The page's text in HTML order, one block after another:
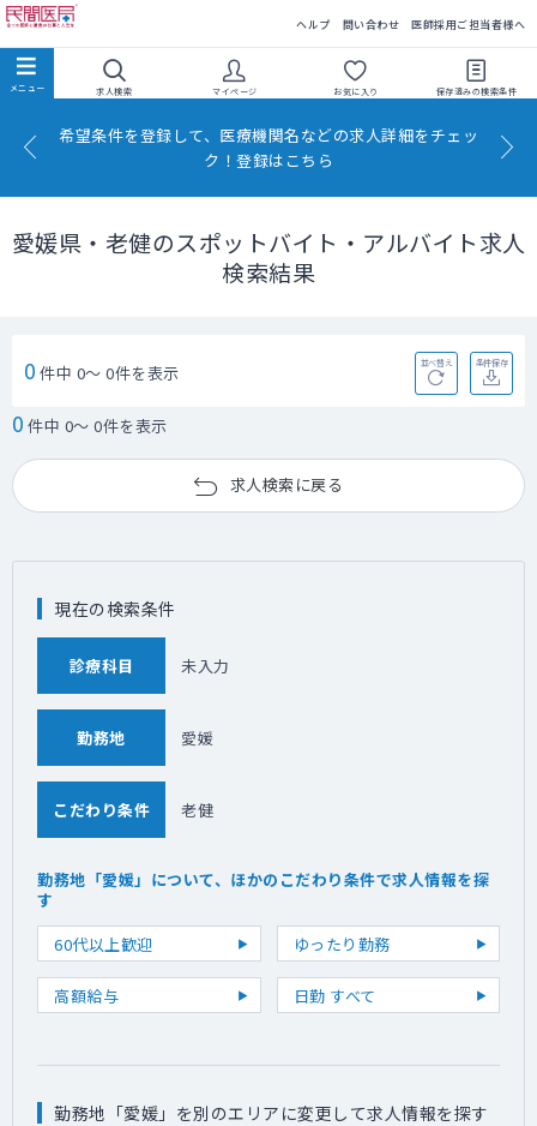
ヘルプ 問い合わせ 医師採用ご担当者様へ
求人検索 マイページ お気に入り 保存済みの検索条件
希望条件を登録して、医療機関名などの求人詳細をチェッ
ク！登録はこちら
愛媛県・老健のスポットバイト・アルバイト求人
検索結果
0 件中 0～ 0件を表示 並べ替え 条件保存
0 件中 0～ 0件を表示
求人検索に戻る
現在の検索条件
診療科目 未入力
勤務地 愛媛
こだわり条件 老健
勤務地「愛媛」について、ほかのこだわり条件で求人情報を探
す
60代以上歓迎
ゆったり勤務
高額給与 日勤 すべて
勤務地「愛媛」を別のエリアに変更して求人情報を探す